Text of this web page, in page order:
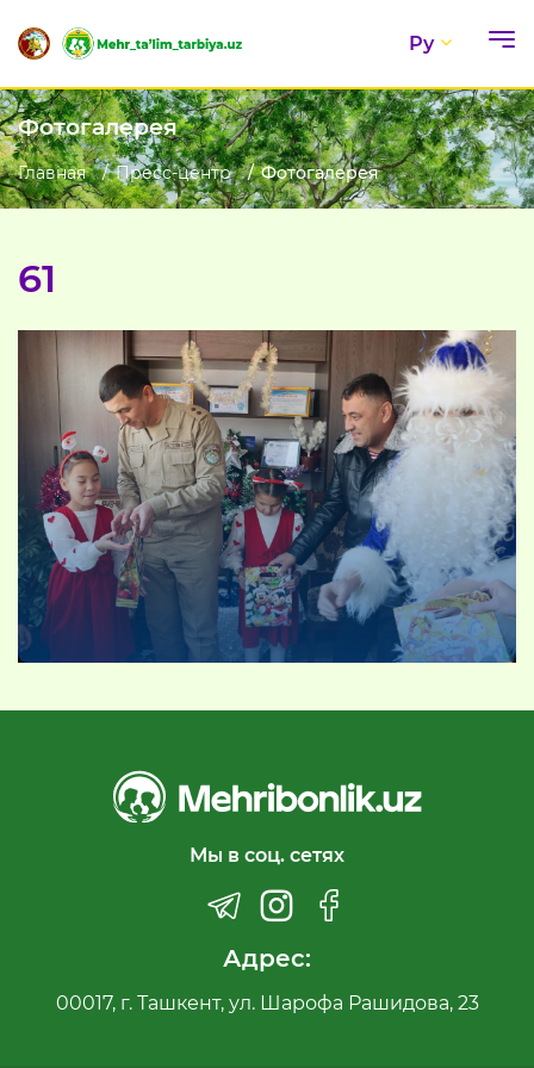
Ру
Фотогалерея
Главная Пресс-центр Фотогалерея
61
Мы в соц. сетях
Адрес:
00017, г. Ташкент, ул. Шарофа Рашидова, 23